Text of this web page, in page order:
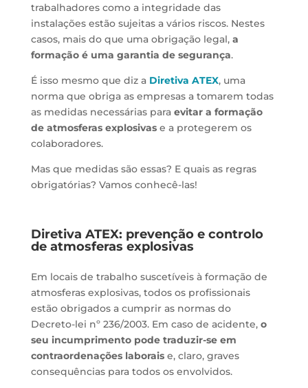
trabalhadores como a integridade das
instalações estão sujeitas a vários riscos. Nestes
casos, mais do que uma obrigação legal, a
formação é uma garantia de segurança.
É isso mesmo que diz a Diretiva ATEX, uma
norma que obriga as empresas a tomarem todas
as medidas necessárias para evitar a formação
de atmosferas explosivase a protegerem os
colaboradores.
Mas que medidas são essas? E quais as regras
obrigatórias? Vamos conhecê-las!
Diretiva ATEX: prevenção e controlo
de atmosferas explosivas
Em locais de trabalho suscetíveis à formação de
atmosferas explosivas, todos os profissionais
estão obrigados a cumprir as normas do
Decreto-lei nº 236/2003. Em caso de acidente, o
seu incumprimento pode traduzir-se em
contraordenações laboraise, claro, graves
consequências para todos os envolvidos.